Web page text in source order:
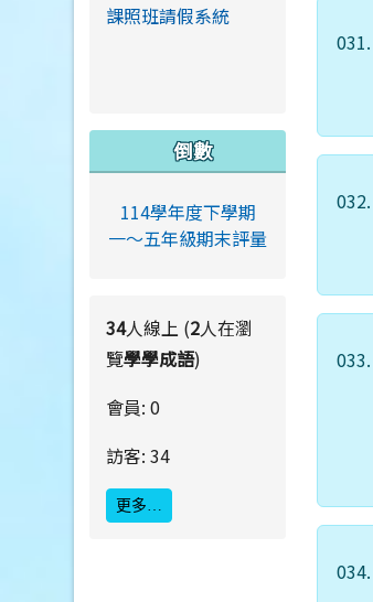
031.
032.
033.
034.
課照班請假系統
倒數
114學年度下學期
一～五年級期末評量
34人線上 (2人在瀏
覽學學成語)
會員: 0
訪客: 34
更多…